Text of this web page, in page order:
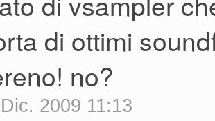
di ottimi
no?
2009 11:13